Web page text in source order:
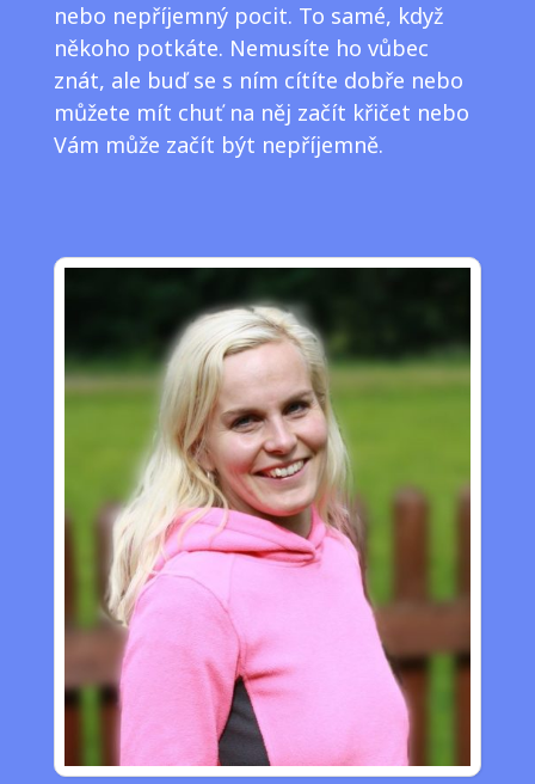
nebo nepříjemný pocit. To samé, když
někoho potkáte. Nemusíte ho vůbec
znát, ale buď se s ním cítíte dobře nebo
můžete mít chuť na něj začít křičet nebo
Vám může začít být nepříjemně.